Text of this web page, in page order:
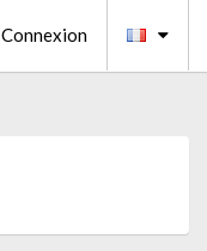
Connexion